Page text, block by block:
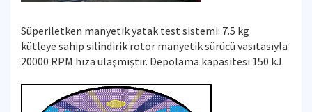
Süperiletken manyetik yatak test sistemi: 7.5 kg
kütleye sahip silindirik rotor manyetik sürücü vasıtasıyla
20000 RPM hıza ulaşmıştır. Depolama kapasitesi 150 kJ